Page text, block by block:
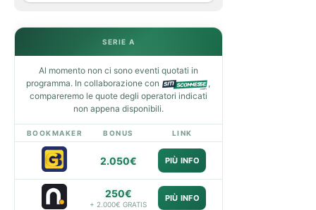
SERIE A
Al momento non ci sono eventi quotati in
programma. In collaborazione con
,
compareremo le quote degli operatori indicati
non appena disponibili.
BOOKMAKER BONUS LINK
2.050€ PIÙ INFO
250€
+ 2.000€ GRATIS
PIÙ INFO